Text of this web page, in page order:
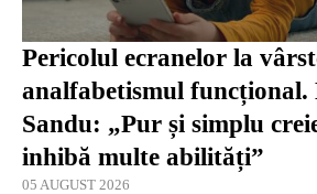
Pericolul ecranelor la
analfabetismul funcțional.
Sandu: „Pur și simplu
inhibă multe abilități”
05 AUGUST 2026